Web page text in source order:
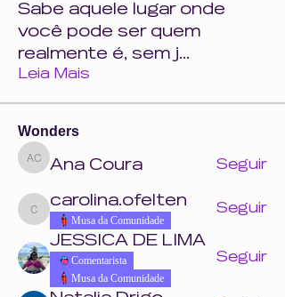
Sabe aquele lugar onde
você pode ser quem
realmente é, sem j...
Leia Mais
Wonders
Ana Coura
Ana Coura Seguir
carolina.ofelten
carolina.ofelten
Musa da Comunidade
Seguir
JESSICA DE LIMA
Comentarista
Musa da Comunidade
Seguir